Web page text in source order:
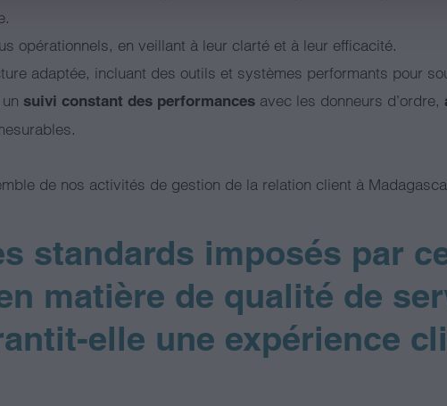
opérationnels, en veillant à leur clarté et à leur efficacité.
adaptée, incluant des outils et systèmes performants pour
suivi constant des performances avec les donneurs d’ordre,
de nos activités de gestion de la relation client à
standards imposés par
matière de qualité de
elle une expérience